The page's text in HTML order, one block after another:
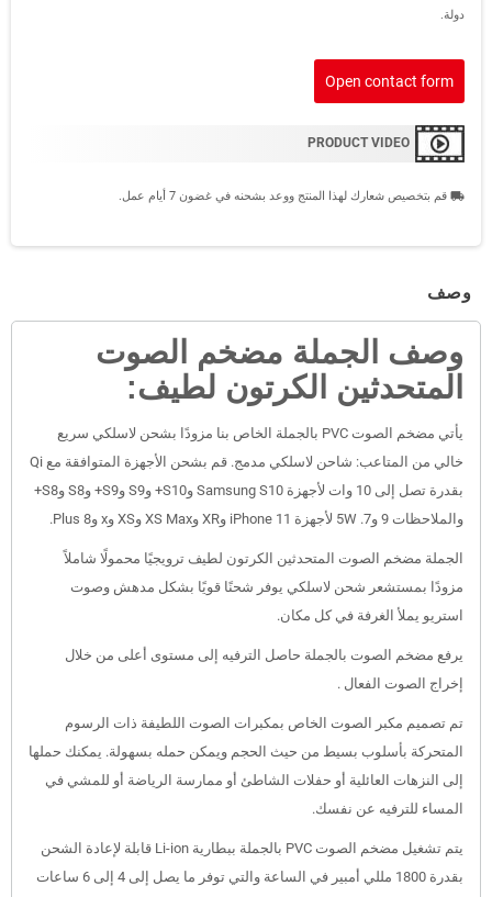
دولة.
Open contact form
PRODUCT VIDEO
local_shipping قم بتخصيص شعارك لهذا المنتج ووعد بشحنه في غضون 7 أيام عمل.
وصف
وصف الجملة مضخم الصوت
المتحدثين الكرتون لطيف:
يأتي مضخم الصوت PVC بالجملة الخاص بنا مزودًا بشحن لاسلكي سريع
خالي من المتاعب: شاحن لاسلكي مدمج. قم بشحن الأجهزة المتوافقة مع Qi
بقدرة تصل إلى 10 وات لأجهزة Samsung S10 وS10+ وS9 وS9+ وS8 وS8+
والملاحظات 9 و7. 5W لأجهزة iPhone 11 وXR وXS Max وXS وx و8 Plus.
الجملة مضخم الصوت المتحدثين الكرتون لطيف ترويجيًا محمولًا شاملاً
مزودًا بمستشعر شحن لاسلكي يوفر شحنًا قويًا بشكل مدهش وصوت
استريو يملأ الغرفة في كل مكان.
يرفع مضخم الصوت بالجملة حاصل الترفيه إلى مستوى أعلى من خلال
إخراج الصوت الفعال .
تم تصميم مكبر الصوت الخاص بمكبرات الصوت اللطيفة ذات الرسوم
المتحركة بأسلوب بسيط من حيث الحجم ويمكن حمله بسهولة. يمكنك حملها
إلى النزهات العائلية أو حفلات الشاطئ أو ممارسة الرياضة أو للمشي في
المساء للترفيه عن نفسك.
يتم تشغيل مضخم الصوت PVC بالجملة ببطارية Li-ion قابلة لإعادة الشحن
بقدرة 1800 مللي أمبير في الساعة والتي توفر ما يصل إلى 4 إلى 6 ساعات